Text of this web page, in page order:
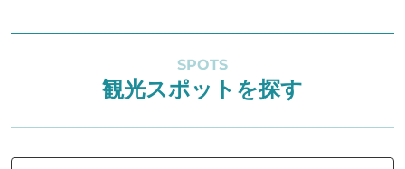
SPOTS
観光スポットを探す